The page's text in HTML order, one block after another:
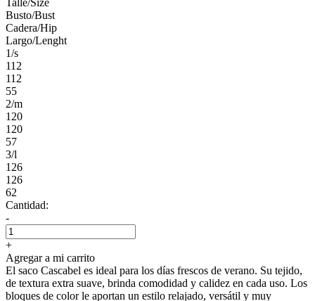
Busto/Bust
Cadera/Hip
Largo/Lenght
1/s
112
112
55
2/m
120
120
57
3/l
126
126
62
Cantidad:
-
+
Agregar a mi carrito
El saco Cascabel es ideal para los días frescos de verano. Su tejido,
de textura extra suave, brinda comodidad y calidez en cada uso. Los
bloques de color le aportan un estilo relajado, versátil y muy